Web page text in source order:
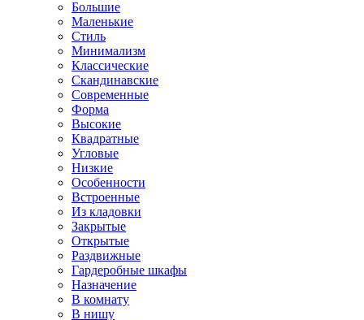
Большие
Маленькие
Стиль
Минимализм
Классические
Скандинавские
Современные
Форма
Высокие
Квадратные
Угловые
Низкие
Особенности
Встроенные
Из кладовки
Закрытые
Открытые
Раздвижные
Гардеробные шкафы
Назначение
В комнату
В нишу